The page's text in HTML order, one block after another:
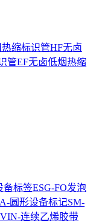
缩标识管HF无卤
管EF无卤低烟热缩
备标签ESG-FO发泡
圆形设备标记SM-
连续乙烯胶带